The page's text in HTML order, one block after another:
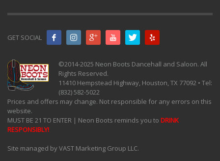
GET SOCIAL
©2014-2025 Neon Boots Dancehall and Saloon. All
Rights Reserved.
11410 Hempstead Highway, Houston, TX 77092 • Tel:
(832) 582-5022
Prices and offers may change. Not responsible for any errors on this
website.
MUST BE 21 TO ENTER | Neon Boots reminds you to DRINK
RESPONSIBLY!
Site managed by VAST Marketing Group LLC.